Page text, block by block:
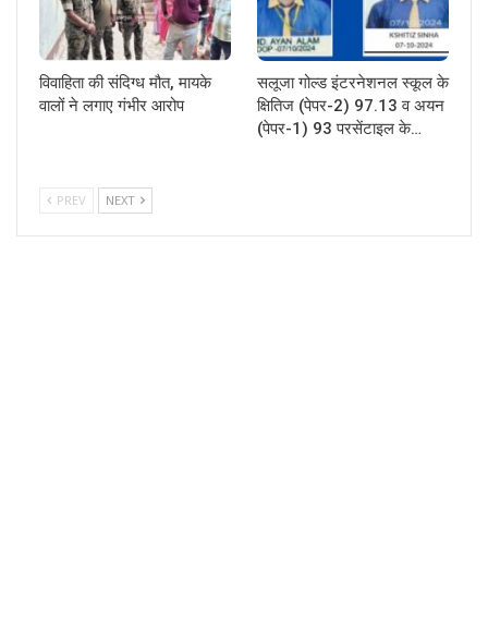
विवाहिता की संदिग्ध मौत, मायके
वालों ने लगाए गंभीर आरोप
सलूजा गोल्ड इंटरनेशनल स्कूल के
क्षितिज (पेपर-2) 97.13 व अयन
(पेपर-1) 93 परसेंटाइल के…
PREV NEXT